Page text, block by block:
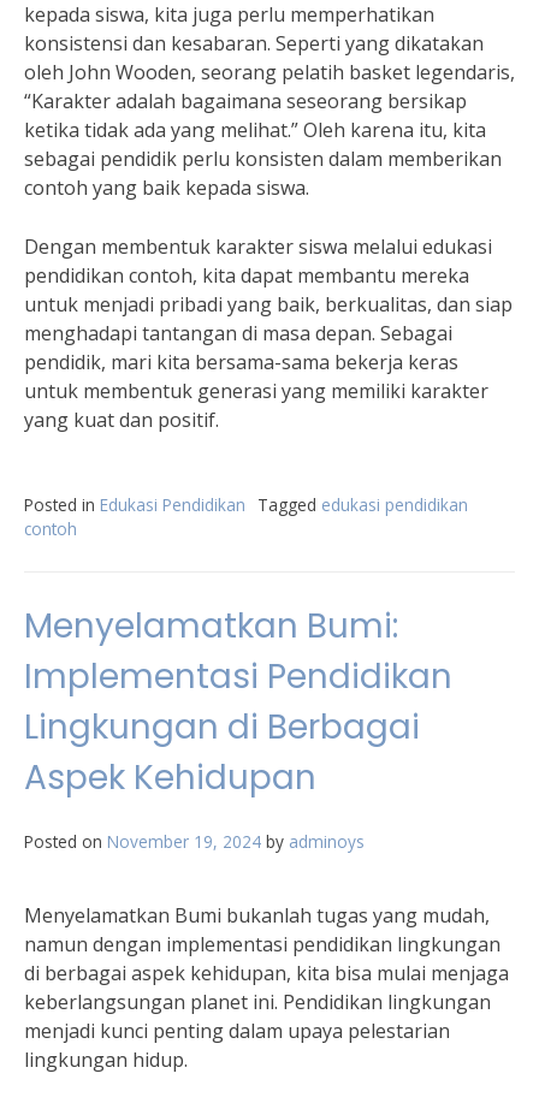
kepada siswa, kita juga perlu memperhatikan
konsistensi dan kesabaran. Seperti yang dikatakan
oleh John Wooden, seorang pelatih basket legendaris,
“Karakter adalah bagaimana seseorang bersikap
ketika tidak ada yang melihat.” Oleh karena itu, kita
sebagai pendidik perlu konsisten dalam memberikan
contoh yang baik kepada siswa.
Dengan membentuk karakter siswa melalui edukasi
pendidikan contoh, kita dapat membantu mereka
untuk menjadi pribadi yang baik, berkualitas, dan siap
menghadapi tantangan di masa depan. Sebagai
pendidik, mari kita bersama-sama bekerja keras
untuk membentuk generasi yang memiliki karakter
yang kuat dan positif.
Posted in Edukasi Pendidikan Tagged edukasi pendidikan
contoh
Menyelamatkan Bumi:
Implementasi Pendidikan
Lingkungan di Berbagai
Aspek Kehidupan
Posted on November 19, 2024 by adminoys
Menyelamatkan Bumi bukanlah tugas yang mudah,
namun dengan implementasi pendidikan lingkungan
di berbagai aspek kehidupan, kita bisa mulai menjaga
keberlangsungan planet ini. Pendidikan lingkungan
menjadi kunci penting dalam upaya pelestarian
lingkungan hidup.